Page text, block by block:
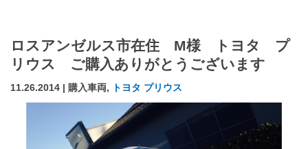
ロスアンゼルス市在住 M様 トヨタ プ
リウス ご購入ありがとうございます
11.26.2014 | 購入車両, トヨタ プリウス